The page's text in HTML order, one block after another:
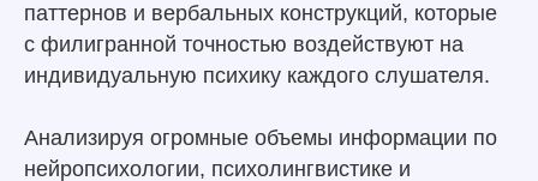
паттернов и вербальных конструкций, которые
с филигранной точностью воздействуют на
индивидуальную психику каждого слушателя.
Анализируя огромные объемы информации по
нейропсихологии, психолингвистике и